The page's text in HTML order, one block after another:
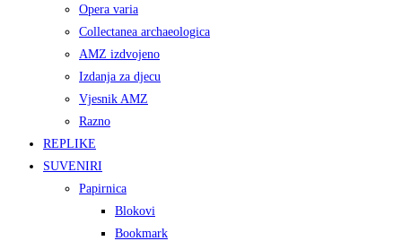
Opera varia
Collectanea archaeologica
AMZ izdvojeno
Izdanja za djecu
Vjesnik AMZ
Razno
REPLIKE
SUVENIRI
Papirnica
Blokovi
Bookmark